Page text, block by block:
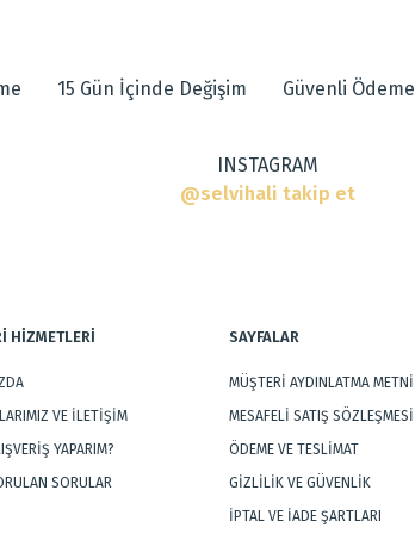
Gönder
15 Gün İçinde Değişim Güvenli Ödeme
INSTAGRAM
@selvihali takip et
HİZMETLERİ
VE İLETİŞİM
YAPARIM?
SORULAR
SAYFALAR
MÜŞTERİ AYDINLATMA METNİ
MESAFELİ SATIŞ SÖZLEŞMESİ
ÖDEME VE TESLİMAT
GİZLİLİK VE GÜVENLİK
İPTAL VE İADE ŞARTLARI